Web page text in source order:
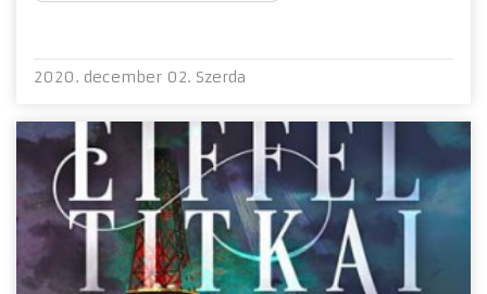
2020. december 02. Szerda